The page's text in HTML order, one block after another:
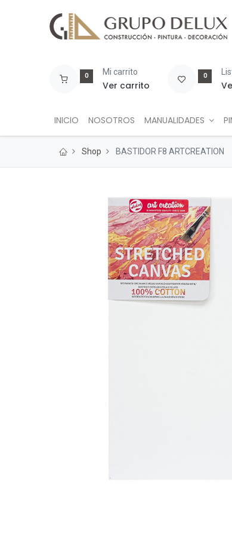
0 Mi carrito
Ver carrito
0
INICIO NOSOTROS MANUALIDADES
Shop BASTIDOR F8 ARTCREATION